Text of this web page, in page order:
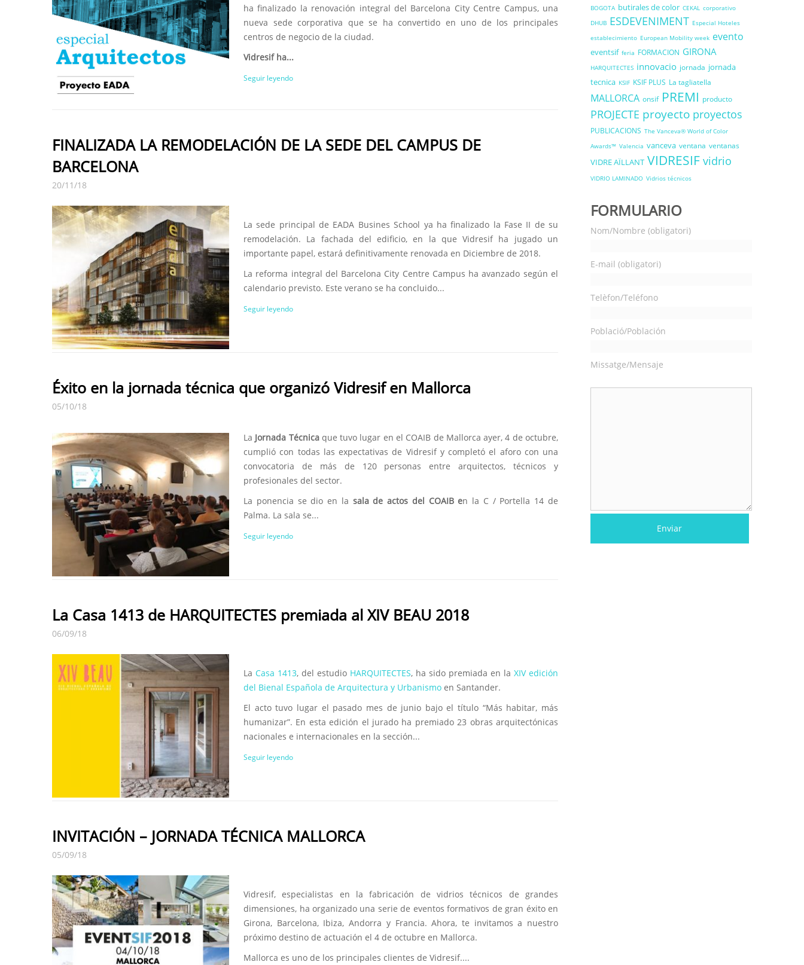
ha finalizado la renovación integral del Barcelona City Centre Campus, una
nueva sede corporativa que se ha convertido en uno de los principales
centros de negocio de la ciudad.
Vidresif ha...
Seguir leyendo
FINALIZADA LA REMODELACIÓN DE LA SEDE DEL CAMPUS DE
BARCELONA
20/11/18
La sede principal de EADA Busines School ya ha finalizado la Fase II de su
remodelación. La fachada del edificio, en la que Vidresif ha jugado un
importante papel, estará definitivamente renovada en Diciembre de 2018.
La reforma integral del Barcelona City Centre Campus ha avanzado según el
calendario previsto. Este verano se ha concluido...
Seguir leyendo
Éxito en la jornada técnica que organizó Vidresif en Mallorca
05/10/18
La Jornada Técnicaque tuvo lugar en el COAIB de Mallorca ayer, 4 de octubre,
cumplió con todas las expectativas de Vidresif y completó el aforo con una
convocatoria de más de 120 personas entre arquitectos, técnicos y
profesionales del sector.
La ponencia se dio en la sala de actos del COAIB en la C / Portella 14 de
Palma. La sala se...
Seguir leyendo
La Casa 1413 de HARQUITECTES premiada al XIV BEAU 2018
06/09/18
LaCasa 1413, del estudio HARQUITECTES, ha sido premiada en laXIV edición
del Bienal Española de Arquitectura y Urbanismoen Santander.
El acto tuvo lugar el pasado mes de junio bajo el título “Más habitar, más
humanizar”. En esta edición el jurado ha premiado 23 obras arquitectónicas
nacionales e internacionales en la sección...
Seguir leyendo
INVITACIÓN – JORNADA TÉCNICA MALLORCA
05/09/18
Vidresif, especialistas en la fabricación de vidrios técnicos de grandes
dimensiones, ha organizado una serie de eventos formativos de gran éxito en
Girona, Barcelona, Ibiza, Andorra y Francia. Ahora, te invitamos a nuestro
próximo destino de actuación el 4 de octubre en Mallorca.
Mallorca es uno de los principales clientes de Vidresif....
BOGOTA butirales de color CEKAL corporativo
DHUB ESDEVENIMENT Especial Hoteles
establecimiento European Mobility week evento
eventsif feria FORMACION GIRONA
HARQUITECTES innovacio jornada jornada
tecnica KSIF KSIF PLUS La tagliatella
MALLORCA onsif PREMI producto
PROJECTE proyecto proyectos
PUBLICACIONS The Vanceva® World of Color
Awards™ Valencia vanceva ventana ventanas
VIDRE AÏLLANT VIDRESIF vidrio
VIDRIO LAMINADO Vidrios técnicos
FORMULARIO
Nom/Nombre (obligatori)
E-mail (obligatori)
Telèfon/Teléfono
Població/Población
Missatge/Mensaje